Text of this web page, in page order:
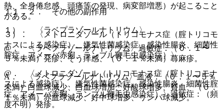
熱、全身倦怠感、頭痛等の発現、病変部増悪）が起こること
がある。
３）． 〈メトロニダゾール（トリコモナス症（腟トリコモ
ナスによる感染症）、嫌気性菌感染症、感染性腸炎、細菌性
腟症、アメーバ赤痢、ランブル鞭毛虫感染症）〉
@． 〈メトロニダゾール（トリコモナス症（腟トリコモナ
スによる感染症）、嫌気性菌感染症、感染性腸炎、細菌性腟
症、アメーバ赤痢、ランブル鞭毛虫感染症）〉過敏症：（頻
度不明）発疹。
１１．２． その他の副作用
１）． 〈ラベプラゾールナトリウム〉
@． 〈ラベプラゾールナトリウム〉過敏症：（０．１〜
５％未満）発疹、そう痒感、（０．１％未満）蕁麻疹。
A． 〈ラベプラゾールナトリウム〉血液：（０．１〜５％
未満）白血球減少、白血球増加、好酸球増多、貧血、（０．
１％未満）赤血球減少、好中球増多、リンパ球減少。